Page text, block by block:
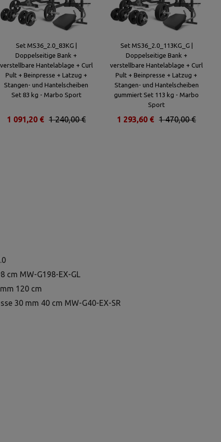
Set MS36_2.0_83KG |
Doppelseitige Bank +
verstellbare Hantelablage + Curl
Pult + Beinpresse + Latzug +
Stangen- und Hantelscheiben
Set 83 kg - Marbo Sport
1 240,00 €
1 091,20 €
Set MS36_2.0_113KG_G |
Doppelseitige Bank +
verstellbare Hantelablage + Curl
Pult + Beinpresse + Latzug +
Stangen- und Hantelscheiben
gummiert Set 113 kg - Marbo
Sport
1 470,00 €
1 293,60 €
cm MW-G198-EX-GL
120 cm
30 mm 40 cm MW-G40-EX-SR